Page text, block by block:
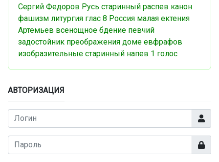
Сергий Федоров Русь старинный распев канон
фашизм литургия глас 8 Россия малая ектения
Артемьев всенощное бдение певчий
задостойник преображения доме евфрафов
изобразительные старинный напев 1 голос
АВТОРИЗАЦИЯ
Логин